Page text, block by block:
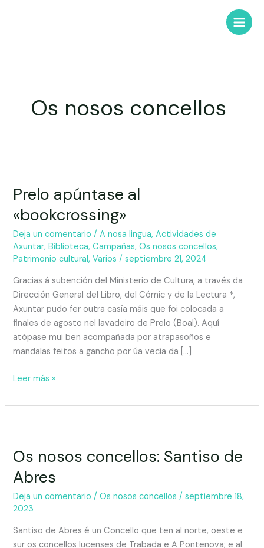
Os nosos concellos
Prelo apúntase al
«bookcrossing»
Deja un comentario /A nosa lingua,Actividades de
Axuntar,Biblioteca,Campañas,Os nosos concellos,
Patrimonio cultural,Varios /septiembre 21, 2024
Gracias á subención del Ministerio de Cultura, a través da
Dirección General del Libro, del Cómic y de la Lectura *,
Axuntar pudo fer outra casía máis que foi colocada a
finales de agosto nel lavadeiro de Prelo (Boal). Aquí
atópase mui ben acompañada por atrapasoños e
mandalas feitos a gancho por úa vecía da […]
Leer más »
Os nosos concellos: Santiso de
Abres
Deja un comentario /Os nosos concellos /septiembre 18,
2023
Santiso de Abres é un Concello que ten al norte, oeste e
sur os concellos lucenses de Trabada e A Pontenova; e al